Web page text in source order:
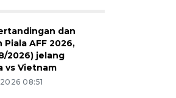
dan
Piala AFF 2026,
2026) jelang
vs Vietnam
08:51